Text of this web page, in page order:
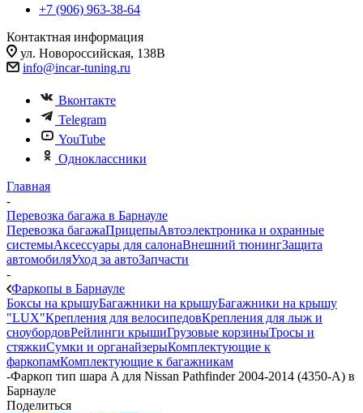
+7 (906) 963-38-64
Контактная информация
ул. Новороссийская, 138В
info@incar-tuning.ru
Вконтакте
Telegram
YouTube
Одноклассники
Главная
-
Перевозка багажа в Барнауле
Перевозка багажаПрицепыАвтоэлектроника и охранные
системыАксессуары для салонаВнешний тюнингЗащита
автомобиляУход за автоЗапчасти
-
Фаркопы в Барнауле
Боксы на крышуБагажники на крышуБагажники на крышу
"LUX"Крепления для велосипедовКрепления для лыж и
сноубордовРейлинги крышиГрузовые корзиныТросы и
стяжкиСумки и органайзерыКомплектующие к
фаркопамКомплектующие к багажникам
-Фаркоп тип шара A для Nissan Pathfinder 2004-2014 (4350-А) в
Барнауле
Поделиться